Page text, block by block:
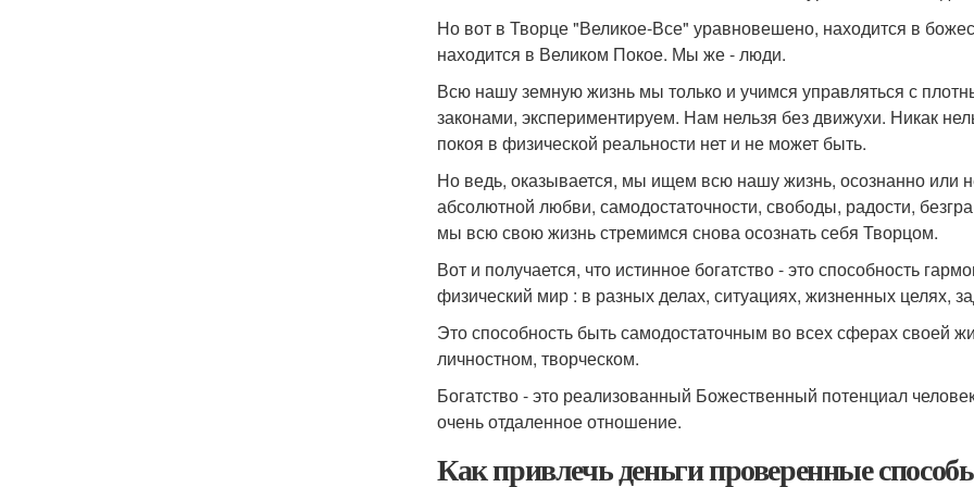
Но вот в Творце "Великое-Все" уравновешено, находится в
находится в Великом Покое. Мы же - люди.
Всю нашу земную жизнь мы только и учимся управляться с
законами, экспериментируем. Нам нельзя без движухи. Никак
покоя в физической реальности нет и не может быть.
Но ведь, оказывается, мы ищем всю нашу жизнь, осознанно или
абсолютной любви, самодостаточности, свободы, радости,
мы всю свою жизнь стремимся снова осознать себя Творцом.
Вот и получается, что истинное богатство - это способность
физический мир : в разных делах, ситуациях, жизненных целях,
Это способность быть самодостаточным во всех сферах своей
личностном, творческом.
Богатство - это реализованный Божественный потенциал
очень отдаленное отношение.
Как привлечь деньги проверенные